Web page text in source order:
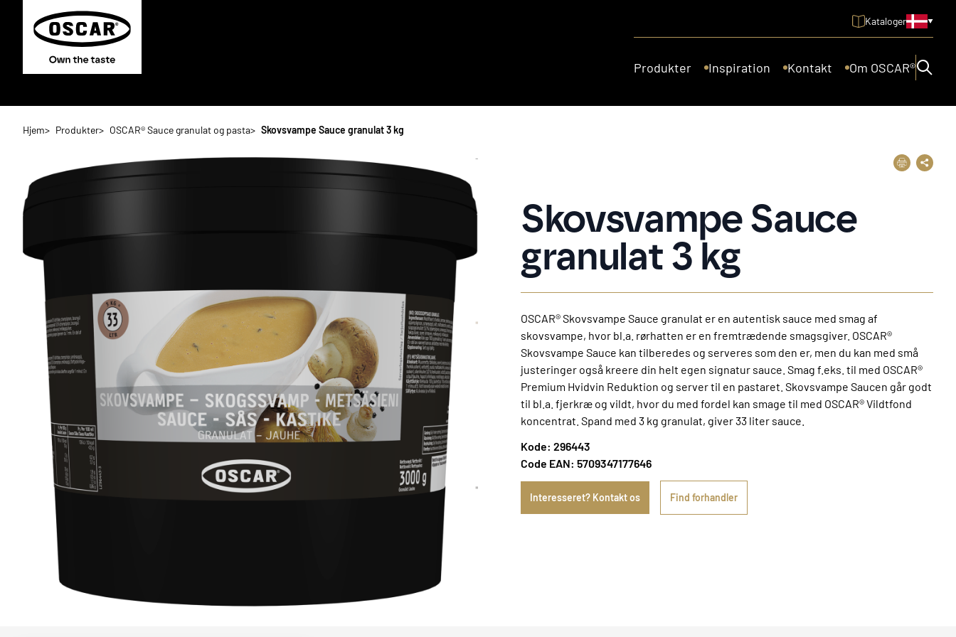
Kataloger
Produkter Inspiration Kontakt Om OSCAR®
Hjem Produkter OSCAR® Sauce granulat og pasta Skovsvampe Sauce granulat 3 kg
Skovsvampe Sauce
granulat 3 kg
OSCAR® Skovsvampe Sauce granulat er en autentisk sauce med smag af
skovsvampe, hvor bl.a. rørhatten er en fremtrædende smagsgiver. OSCAR®
Skovsvampe Sauce kan tilberedes og serveres som den er, men du kan med små
justeringer også kreere din helt egen signatur sauce. Smag f.eks. til med OSCAR®
Premium Hvidvin Reduktion og server til en pastaret. Skovsvampe Saucen går godt
til bl.a. fjerkræ og vildt, hvor du med fordel kan smage til med OSCAR® Vildtfond
koncentrat. Spand med 3 kg granulat, giver 33 liter sauce.
Kode: 296443
Code EAN: 5709347177646
Interesseret? Kontakt os Find forhandler